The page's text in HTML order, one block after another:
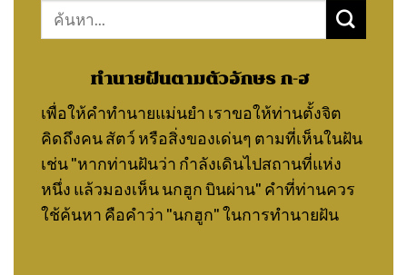
Search
ทำนายฝันตามตัวอักษร ก-ฮ
เพื่อให้คำทำนายแม่นยำ เราขอให้ท่านตั้งจิต
คิดถึงคน สัตว์ หรือสิ่งของเด่นๆ ตามที่เห็นในฝัน
เช่น "หากท่านฝันว่า กำลังเดินไปสถานที่แห่ง
หนึ่ง แล้วมองเห็น นกฮูก บินผ่าน" คำที่ท่านควร
ใช้ค้นหา คือคำว่า "นกฮูก" ในการทำนายฝัน